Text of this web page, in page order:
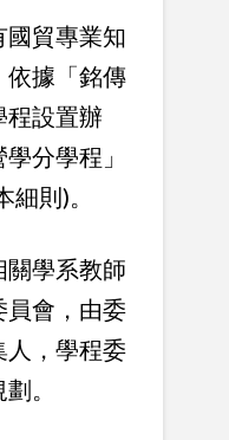
國貿專業知
依據「銘傳
程設置辦
分學程」
則)。
關學系教師
員會，由委
人，學程委
。